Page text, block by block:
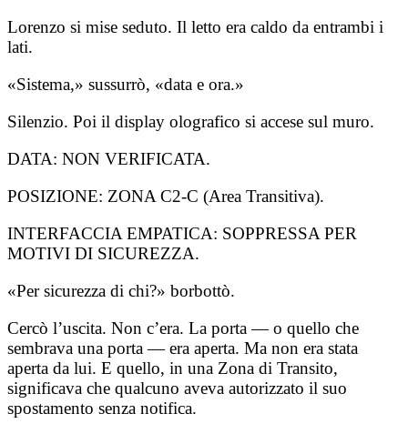
Lorenzo si mise seduto. Il letto era caldo da entrambi i
lati.
«Sistema,» sussurrò, «data e ora.»
Silenzio. Poi il display olografico si accese sul muro.
DATA: NON VERIFICATA.
POSIZIONE: ZONA C2-C (Area Transitiva).
INTERFACCIA EMPATICA: SOPPRESSA PER
MOTIVI DI SICUREZZA.
«Per sicurezza di chi?» borbottò.
Cercò l’uscita. Non c’era. La porta — o quello che
sembrava una porta — era aperta. Ma non era stata
aperta da lui. E quello, in una Zona di Transito,
significava che qualcuno aveva autorizzato il suo
spostamento senza notifica.